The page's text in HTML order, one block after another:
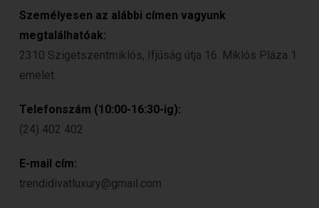
Személyesen az alábbi címen vagyunk
megtalálhatóak:
2310 Szigetszentmiklós, Ifjúság útja 16. Miklós Pláza 1.
emelet
Telefonszám (10:00-16:30-ig):
(24) 402 402
E-mail cím:
trendidivatluxury@gmail.com